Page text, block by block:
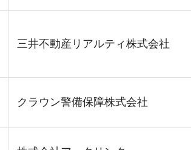
三井不動産リアルティ株式会社
クラウン警備保障株式会社